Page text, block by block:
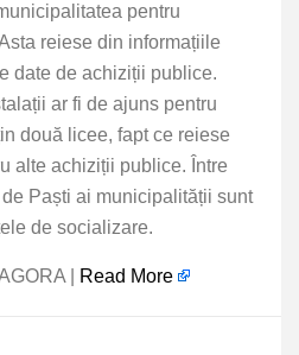
pentru
reiese din informațiile
date de achiziții publice.
ar fi de ajuns pentru
două licee, fapt ce reiese
alte achiziții publice. Între
Paști ai municipalității sunt
de socializare.
| Read More